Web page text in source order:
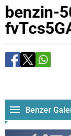
benzin-
Benzer